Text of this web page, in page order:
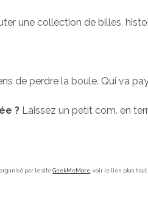
une collection de billes,
de perdre la boule. Qui va
? Laissez un petit com. en
par le siteGeekMeMore, voir le lien plus